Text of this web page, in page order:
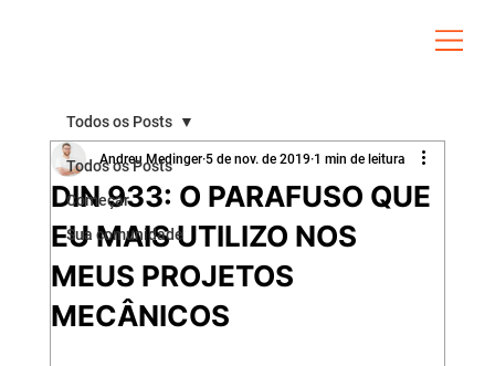
Todos os Posts
Começar
Sua comunidade
Todos os Posts
DIN 933: O PARAFUSO QUE
EU MAIS UTILIZO NOS
MEUS PROJETOS
MECÂNICOS
Andreu Medinger 5 de nov. de 2019 1 min de leitura